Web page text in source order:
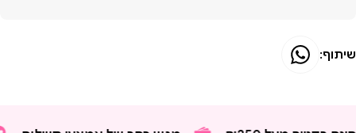
שיתוף: